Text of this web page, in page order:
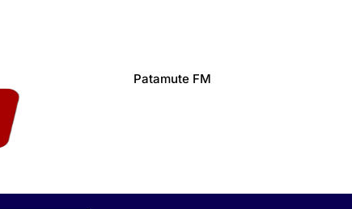
Patamute FM